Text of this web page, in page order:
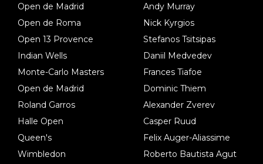
Open de Madrid
Open de Roma
Open 13 Provence
Indian Wells
Monte-Carlo Masters
Open de Madrid
Roland Garros
Halle Open
Queen's
Wimbledon
Andy Murray
Nick Kyrgios
Stefanos Tsitsipas
Daniil Medvedev
Frances Tiafoe
Dominic Thiem
Alexander Zverev
Casper Ruud
Felix Auger-Aliassime
Roberto Bautista Agut